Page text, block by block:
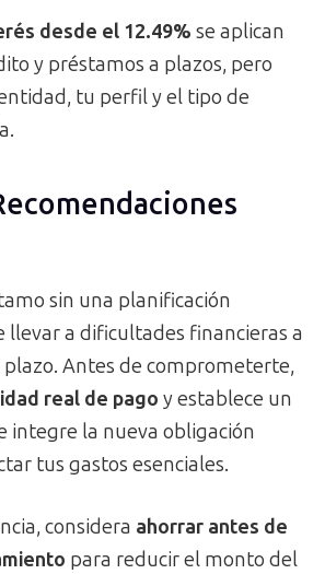
desde el 12.49% se aplican
y préstamos a plazos, pero
tu perfil y el tipo de
sin una planificación
llevar a dificultades financieras a
Antes de comprometerte,
real de pago y establece un
integre la nueva obligación
tus gastos esenciales.
considera ahorrar antes de
para reducir el monto del